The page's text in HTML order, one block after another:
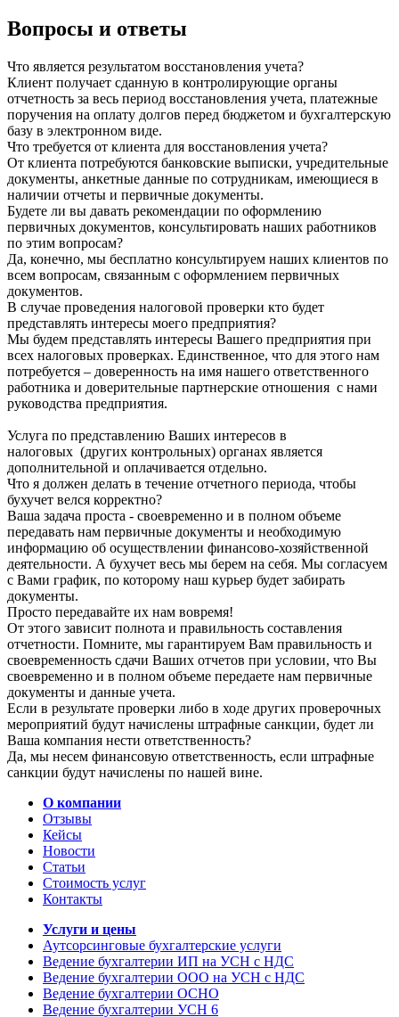
Вопросы и ответы
Что является результатом восстановления учета?
Клиент получает сданную в контролирующие органы
отчетность за весь период восстановления учета, платежные
поручения на оплату долгов перед бюджетом и бухгалтерскую
базу в электронном виде.
Что требуется от клиента для восстановления учета?
От клиента потребуются банковские выписки, учредительные
документы, анкетные данные по сотрудникам, имеющиеся в
наличии отчеты и первичные документы.
Будете ли вы давать рекомендации по оформлению
первичных документов, консультировать наших работников
по этим вопросам?
Да, конечно, мы бесплатно консультируем наших клиентов по
всем вопросам, связанным с оформлением первичных
документов.
В случае проведения налоговой проверки кто будет
представлять интересы моего предприятия?
Мы будем представлять интересы Вашего предприятия при
всех налоговых проверках. Единственное, что для этого нам
потребуется – доверенность на имя нашего ответственного
работника и доверительные партнерские отношения с нами
руководства предприятия.
Услуга по представлению Ваших интересов в
налоговых (других контрольных) органах является
дополнительной и оплачивается отдельно.
Что я должен делать в течение отчетного периода, чтобы
бухучет велся корректно?
Ваша задача проста - своевременно и в полном объеме
передавать нам первичные документы и необходимую
информацию об осуществлении финансово-хозяйственной
деятельности. А бухучет весь мы берем на себя. Мы согласуем
с Вами график, по которому наш курьер будет забирать
документы.
Просто передавайте их нам вовремя!
От этого зависит полнота и правильность составления
отчетности. Помните, мы гарантируем Вам правильность и
своевременность сдачи Ваших отчетов при условии, что Вы
своевременно и в полном объеме передаете нам первичные
документы и данные учета.
Если в результате проверки либо в ходе других проверочных
мероприятий будут начислены штрафные санкции, будет ли
Ваша компания нести ответственность?
Да, мы несем финансовую ответственность, если штрафные
санкции будут начислены по нашей вине.
О компании
Отзывы
Кейсы
Новости
Статьи
Стоимость услуг
Контакты
Услуги и цены
Аутсорсинговые бухгалтерские услуги
Ведение бухгалтерии ИП на УСН с НДС
Ведение бухгалтерии ООО на УСН с НДС
Ведение бухгалтерии ОСНО
Ведение бухгалтерии УСН 6